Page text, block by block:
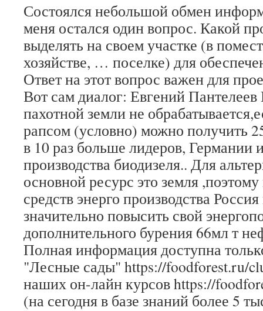
Состоялся небольшой обмен
меня остался один вопрос. Какой
выделять на своем участке (в
хозяйстве, … поселке) для
Ответ на этот вопрос важен для
Вот сам диалог: Евгений
пахотной земли не
рапсом (условно) можно получить
в 10 раз больше лидеров, Германии
производства биодизеля.. Для
основной ресурс это земля
средств энерго производства
значительно повысить свой
дополнительного бурения 66мл т
Полная информация доступна
"Лесные сады" https://foodforest.ru/
наших он-лайн курсов https://
(на сегодня в базе знаний более 5